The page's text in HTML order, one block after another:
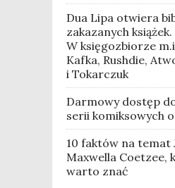
Dua Lipa otwiera
zakazanych książek.
W księgozbiorze
Kafka, Rushdie,
i Tokarczuk
Darmowy dostęp
serii komiksowych
10 faktów na temat
Maxwella Coetzee,
warto znać